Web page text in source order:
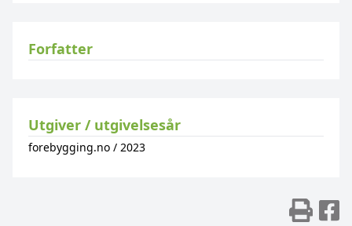
Forfatter
Utgiver / utgivelsesår
forebygging.no / 2023